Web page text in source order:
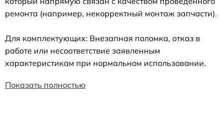
ремонта (например, некорректный монтаж запчасти).
Для комплектующих: Внезапная поломка, отказ в
работе или несоответствие заявленным
характеристикам при нормальном использовании.
Показать полностью